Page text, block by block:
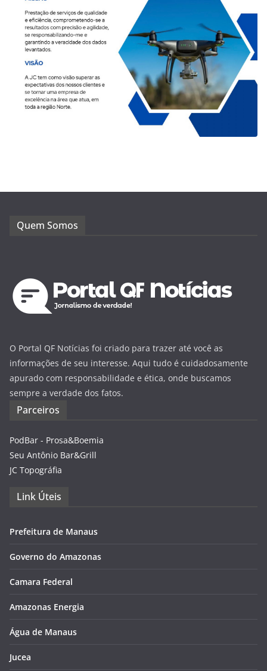
Quem Somos
O Portal QF Notícias foi criado para trazer até você as
informações de seu interesse. Aqui tudo é cuidadosamente
apurado com responsabilidade e ética, onde buscamos
sempre a verdade dos fatos.
Parceiros
PodBar - Prosa&Boemia
Seu Antônio Bar&Grill
JC Topográfia
Link Úteis
Prefeitura de Manaus
Governo do Amazonas
Camara Federal
Amazonas Energia
Água de Manaus
Jucea